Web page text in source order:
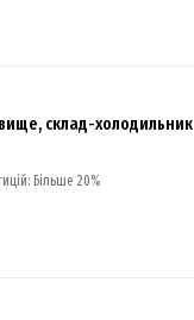
склад-холодильник
Більше 20%